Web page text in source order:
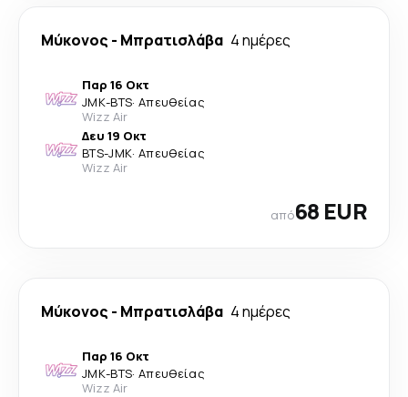
Μύκονος - Μπρατισλάβα 4 ημέρες
Παρ 16 Οκτ
JMK-BTS· Απευθείας
Wizz Air
Δευ 19 Οκτ
BTS-JMK· Απευθείας
Wizz Air
από68 EUR
Μύκονος - Μπρατισλάβα 4 ημέρες
Παρ 16 Οκτ
JMK-BTS· Απευθείας
Wizz Air